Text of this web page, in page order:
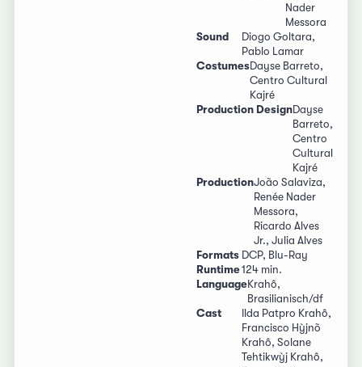
Nader
Messora
Sound
Diogo Goltara,
Pablo Lamar
CostumesDayse Barreto,
Centro Cultural
Kajré
Production DesignDayse
Barreto,
Centro
Cultural
Kajré
ProductionJoão Salaviza,
Renée Nader
Messora,
Ricardo Alves
Jr., Julia Alves
Formats DCP, Blu-Ray
Runtime124 min.
LanguageKrahô,
Brasilianisch/df
Cast
Ilda Patpro Krahô,
Francisco Hỳjnõ
Krahô, Solane
Tehtikwỳj Krahô,